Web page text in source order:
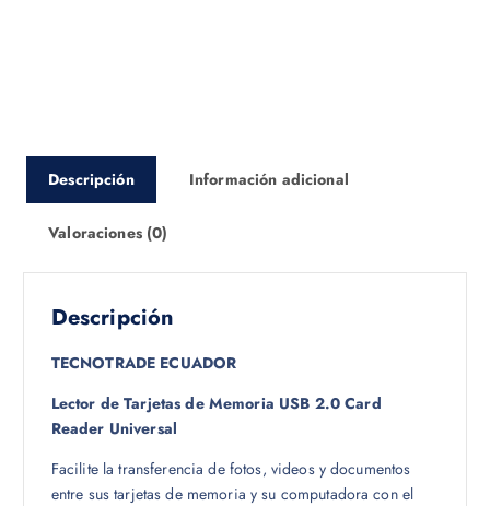
Descripción Información adicional
Valoraciones (0)
Descripción
TECNOTRADE ECUADOR
Lector de Tarjetas de Memoria USB 2.0 Card
Reader Universal
Facilite la transferencia de fotos, videos y documentos
entre sus tarjetas de memoria y su computadora con el